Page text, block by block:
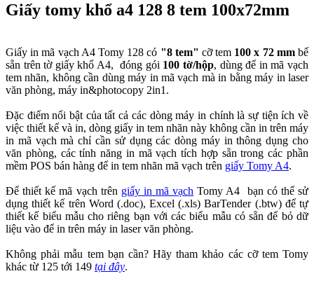
Giấy tomy khổ a4 128 8 tem 100x72mm
Giấy in mã vạch A4 Tomy 128 có "8 tem" cỡ tem 100 x 72 mmbế
sẵn trên tờ giấy khổ A4, đóng gói 100 tờ/hộp, dùng để in mã vạch
tem nhãn, không cần dùng máy in mã vạch mà in bằng máy in laser
văn phòng, máy in&photocopy 2in1.
Đặc điểm nổi bật của tất cả các dòng máy in chính là sự tiện ích về
việc thiết kế và in, dòng giấy in tem nhãn này không cần in trên máy
in mã vạch mà chỉ cần sử dụng các dòng máy in thông dụng cho
văn phòng, các tính năng in mã vạch tích hợp sẵn trong các phần
mềm POS bán hàng để in tem nhãn mã vạch trên giấy Tomy A4.
Để thiết kế mã vạch trên giấy in mã vạch Tomy A4 bạn có thể sử
dụng thiết kế trên Word (.doc), Excel (.xls) BarTender (.btw) để tự
thiết kế biểu mẫu cho riêng bạn với các biểu mẫu có sẵn để bỏ dữ
liệu vào để in trên máy in laser văn phòng.
Không phải mẫu tem bạn cần? Hãy tham khảo các cỡ tem Tomy
khác từ 125 tới 149 tại đây.